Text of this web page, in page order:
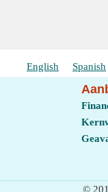
English Spanish
©